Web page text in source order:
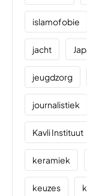
islamofobie
jacht
jeugdzorg
journalistiek
Kavli Instituut
keramiek
keuzes